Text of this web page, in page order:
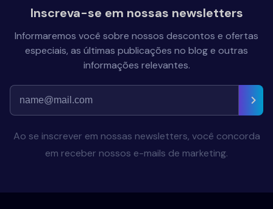
Inscreva-se em nossas newsletters
Informaremos você sobre nossos descontos e ofertas
especiais, as últimas publicações no blog e outras
informações relevantes.
Ao se inscrever em nossas newsletters, você concorda
em receber nossos e-mails de marketing.